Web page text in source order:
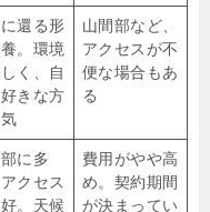
還る形
。環境
く、自
きな方
山間部など、
アクセスが不
便な場合もあ
る
に多
クセス
。天候
費用がやや高
め。契約期間
が決まってい